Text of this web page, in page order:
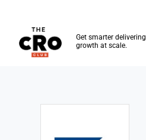
Get smarter
growth at scale.